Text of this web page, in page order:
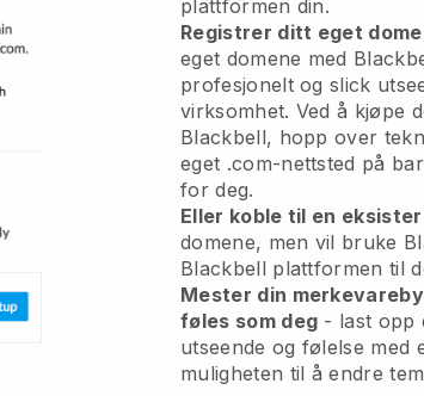
plattformen din.
Registrer ditt eget
eget domene med
profesjonelt og slick
virksomhet. Ved å kjøpe
Blackbell, hopp over
eget .com-nettsted på
for deg.
Eller koble til en
domene, men vil bruke
Blackbell plattformen til
Mester din
føles som deg - last opp
utseende og følelse med
muligheten til å endre